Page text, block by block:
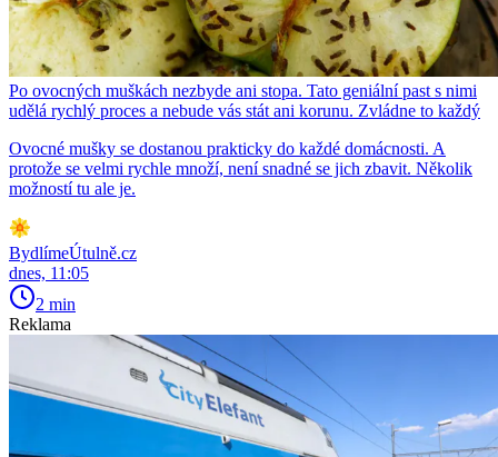
Po ovocných muškách nezbyde ani stopa. Tato geniální past s nimi
udělá rychlý proces a nebude vás stát ani korunu. Zvládne to každý
Ovocné mušky se dostanou prakticky do každé domácnosti. A
protože se velmi rychle množí, není snadné se jich zbavit. Několik
možností tu ale je.
BydlímeÚtulně.cz
dnes, 11:05
2 min
Reklama